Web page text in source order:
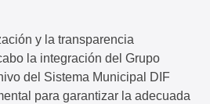
y la transparencia
la integración del Grupo
del Sistema Municipal DIF
para garantizar la adecuada